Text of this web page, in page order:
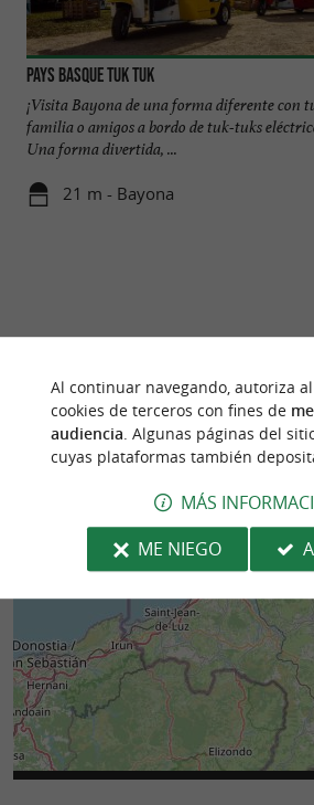
Pays Basque TUK TUK
¡Visita Bayona de una forma diferente con
familia o amigos a bordo de tuk-tuks
Una forma divertida, ...
21 m - Bayona
Al continuar navegando, autoriza
cookies de terceros con fines de
audiencia . Algunas páginas del
cuyas plataformas también
MÁS
ME NIEGO